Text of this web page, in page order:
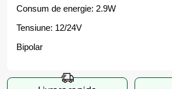
Consum de energie: 2.9W
Tensiune: 12/24V
Bipolar